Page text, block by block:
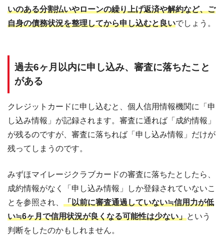
いのある分割払いやローンの繰り上げ返済や解約など、ご
自身の債務状況を整理してから申し込むと良いでしょう。
過去6ヶ月以内に申し込み、審査に落ちたこと
がある
クレジットカードに申し込むと、個人信用情報機関に「申
し込み情報」が記録されます。審査に通れば「成約情報」
が残るのですが、審査に落ちれば「申し込み情報」だけが
残ってしまうのです。
みずほマイレージクラブカードの審査に落ちたとしたら、
成約情報がなく「申し込み情報」しか登録されていないこ
とを参照され、 「以前に審査通過していない≒信用力が低
い≒6ヶ月で信用状況が良くなる可能性は少ない」という
判断をしたのかもしれません。